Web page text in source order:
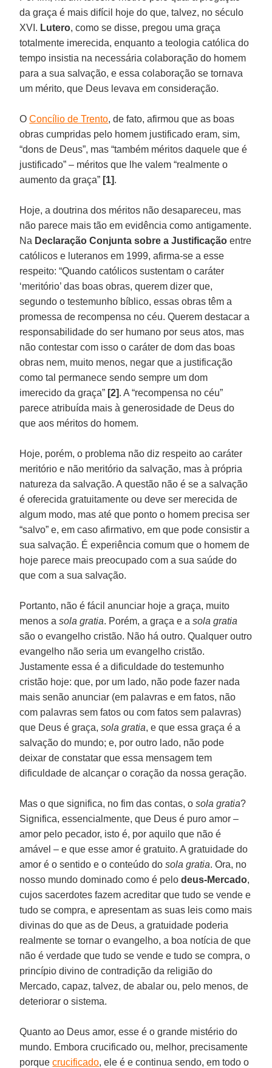
da graça é mais difícil hoje do que, talvez, no século
XVI. Lutero, como se disse, pregou uma graça
totalmente imerecida, enquanto a teologia católica do
tempo insistia na necessária colaboração do homem
para a sua salvação, e essa colaboração se tornava
um mérito, que Deus levava em consideração.
OConcílio de Trento, de fato, afirmou que as boas
obras cumpridas pelo homem justificado eram, sim,
“dons de Deus”, mas “também méritos daquele que é
justificado” – méritos que lhe valem “realmente o
aumento da graça” [1].
Hoje, a doutrina dos méritos não desapareceu, mas
não parece mais tão em evidência como antigamente.
Na Declaração Conjunta sobre a Justificação entre
católicos e luteranos em 1999, afirma-se a esse
respeito: “Quando católicos sustentam o caráter
‘meritório’ das boas obras, querem dizer que,
segundo o testemunho bíblico, essas obras têm a
promessa de recompensa no céu. Querem destacar a
responsabilidade do ser humano por seus atos, mas
não contestar com isso o caráter de dom das boas
obras nem, muito menos, negar que a justificação
como tal permanece sendo sempre um dom
imerecido da graça” [2]. A “recompensa no céu”
parece atribuída mais à generosidade de Deus do
que aos méritos do homem.
Hoje, porém, o problema não diz respeito ao caráter
meritório e não meritório da salvação, mas à própria
natureza da salvação. A questão não é se a salvação
é oferecida gratuitamente ou deve ser merecida de
algum modo, mas até que ponto o homem precisa ser
“salvo” e, em caso afirmativo, em que pode consistir a
sua salvação. É experiência comum que o homem de
hoje parece mais preocupado com a sua saúde do
que com a sua salvação.
Portanto, não é fácil anunciar hoje a graça, muito
menos asola gratia. Porém, a graça e asola gratia
são o evangelho cristão. Não há outro. Qualquer outro
evangelho não seria um evangelho cristão.
Justamente essa é a dificuldade do testemunho
cristão hoje: que, por um lado, não pode fazer nada
mais senão anunciar (em palavras e em fatos, não
com palavras sem fatos ou com fatos sem palavras)
que Deus é graça,sola gratia, e que essa graça é a
salvação do mundo; e, por outro lado, não pode
deixar de constatar que essa mensagem tem
dificuldade de alcançar o coração da nossa geração.
Mas o que significa, no fim das contas, osola gratia?
Significa, essencialmente, que Deus é puro amor –
amor pelo pecador, isto é, por aquilo que não é
amável – e que esse amor é gratuito. A gratuidade do
amor é o sentido e o conteúdo dosola gratia. Ora, no
nosso mundo dominado como é pelodeus-Mercado,
cujos sacerdotes fazem acreditar que tudo se vende e
tudo se compra, e apresentam as suas leis como mais
divinas do que as de Deus, a gratuidade poderia
realmente se tornar o evangelho, a boa notícia de que
não é verdade que tudo se vende e tudo se compra, o
princípio divino de contradição da religião do
Mercado, capaz, talvez, de abalar ou, pelo menos, de
deteriorar o sistema.
Quanto ao Deus amor, esse é o grande mistério do
mundo. Embora crucificado ou, melhor, precisamente
porquecrucificado, ele é e continua sendo, em todo o